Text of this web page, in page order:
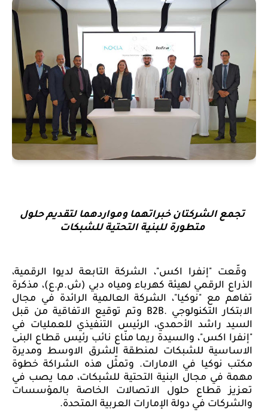
تجمع الشركتان خبراتهما ومواردهما لتقديم حلول
متطورة للبنية التحتية للشبكات
وقّعت "إنفرا اكس"، الشركة التابعة لديوا الرقمية،
الذراع الرقمي لهيئة كهرباء ومياه دبي (ش.م.ع)، مذكرة
تفاهم مع "نوكيا"، الشركة العالمية الرائدة في مجال
الابتكار التكنولوجي B2B. وتم توقيع الاتفاقية من قبل
السيد راشد الأحمدي، الرئيس التنفيذي للعمليات في
"إنفرا اكس"، والسيدة ريما منّاع نائب رئيس قطاع البنى
الاساسية للشبكات لمنطقة الشرق الاوسط ومديرة
مكتب نوكيا في الامارات. وتمثّل هذه الشراكة خطوة
مهمة في مجال البنية التحتية للشبكات، مما يصب في
تعزيز قطاع حلول الاتصالات الخاصة بالمؤسسات
والشركات في دولة الإمارات العربية المتحدة.